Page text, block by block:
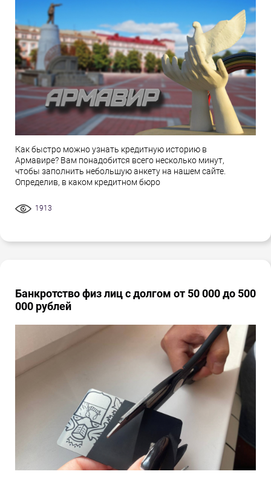
Как быстро можно узнать кредитную историю в
Армавире? Вам понадобится всего несколько минут,
чтобы заполнить небольшую анкету на нашем сайте.
Определив, в каком кредитном бюро
1913
Банкротство физ лиц с долгом от 50 000 до 500
000 рублей